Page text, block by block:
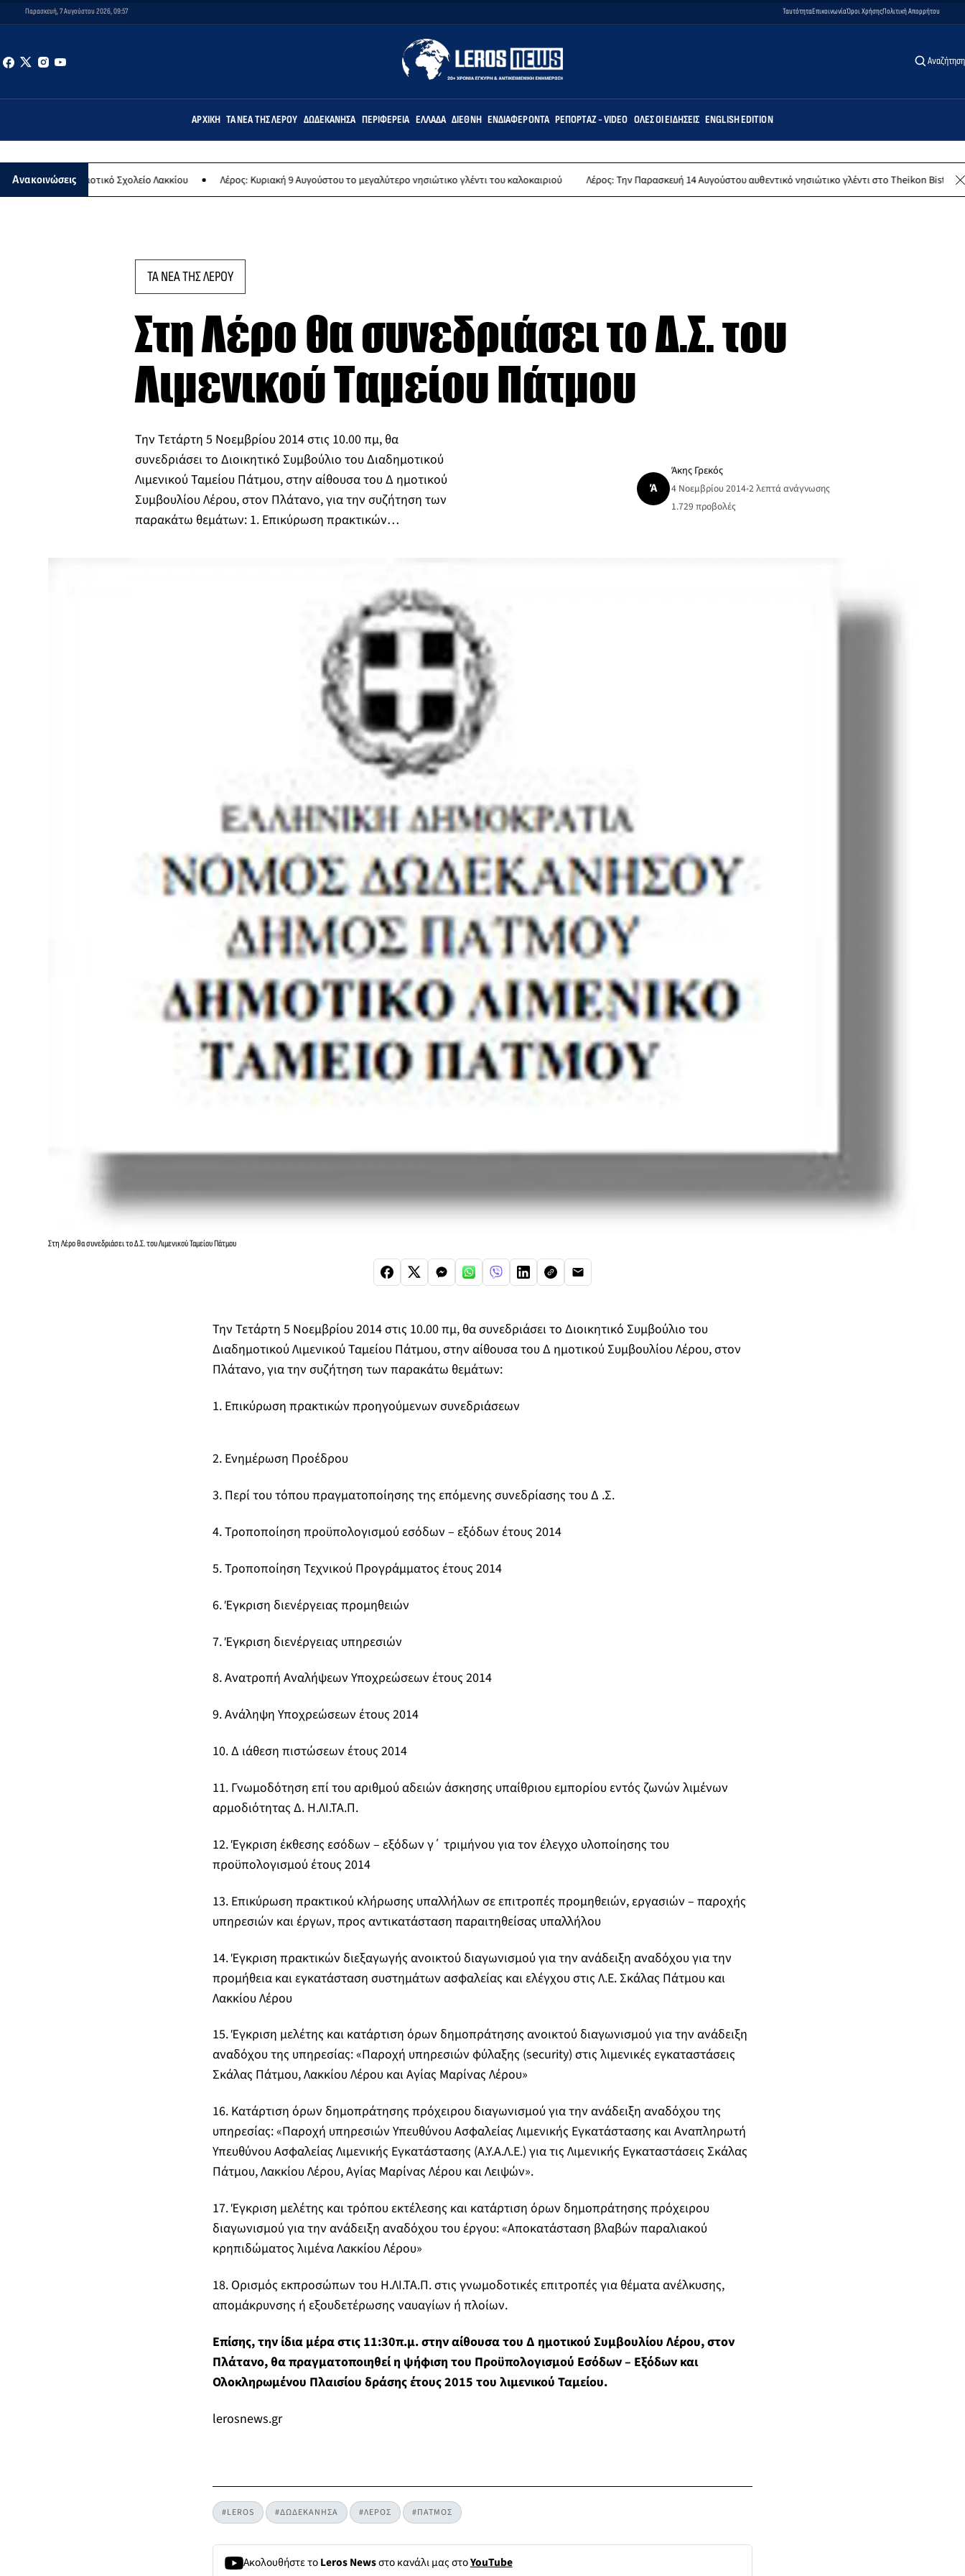
Παρασκευή, 7 Αυγούστου 2026, 09:57 ΤαυτότηταΕπικοινωνίαΌροι ΧρήσηςΠολιτική Απορρήτου
Αναζήτηση
ΑΡΧΙΚΉ ΤΑ ΝΈΑ ΤΗΣ ΛΈΡΟΥ ΔΩΔΕΚΆΝΗΣΑ ΠΕΡΙΦΈΡΕΙΑ ΕΛΛΆΔΑ ΔΙΕΘΝΉ ΕΝΔΙΑΦΈΡΟΝΤΑ ΡΕΠΟΡΤΆΖ - VIDEO ΌΛΕΣ ΟΙ ΕΙΔΉΣΕΙΣ ENGLISH EDITION
Ανακοινώσεις
Δημοτικό Σχολείο Λακκίου Λέρος: Κυριακή 9 Αυγούστου το μεγαλύτερο νησιώτικο γλέντι του καλοκαιριού Λέρος: Την Παρασκευή 14 Αυγούστου αυθεντικό νησιώτικο γλέντι στο Theikon Bistro Restaurant!
ΤΑ ΝΕΑ ΤΗΣ ΛΕΡΟΥ
Στη Λέρο θα συνεδριάσει το Δ.Σ. του
Λιμενικού Ταμείου Πάτμου
Την Τετάρτη 5 Νοεμβρίου 2014 στις 10.00 πμ, θα
συνεδριάσει το Διοικητικό Συμβούλιο του Διαδημοτικού
Λιμενικού Ταμείου Πάτμου, στην αίθουσα του Δ ημοτικού
Συμβουλίου Λέρου, στον Πλάτανο, για την συζήτηση των
παρακάτω θεμάτων: 1. Επικύρωση πρακτικών…
Ά
Άκης Γρεκός
4 Νοεμβρίου 2014•2 λεπτά ανάγνωσης
1.729 προβολές
Στη Λέρο θα συνεδριάσει το Δ.Σ. του Λιμενικού Ταμείου Πάτμου
Την Τετάρτη 5 Νοεμβρίου 2014 στις 10.00 πμ, θα συνεδριάσει το Διοικητικό Συμβούλιο του
Διαδημοτικού Λιμενικού Ταμείου Πάτμου, στην αίθουσα του Δ ημοτικού Συμβουλίου Λέρου, στον
Πλάτανο, για την συζήτηση των παρακάτω θεμάτων:
1. Επικύρωση πρακτικών προηγούμενων συνεδριάσεων
2. Ενημέρωση Προέδρου
3. Περί του τόπου πραγματοποίησης της επόμενης συνεδρίασης του Δ .Σ.
4. Τροποποίηση προϋπολογισμού εσόδων – εξόδων έτους 2014
5. Τροποποίηση Τεχνικού Προγράμματος έτους 2014
6. Έγκριση διενέργειας προμηθειών
7. Έγκριση διενέργειας υπηρεσιών
8. Ανατροπή Αναλήψεων Υποχρεώσεων έτους 2014
9. Ανάληψη Υποχρεώσεων έτους 2014
10. Δ ιάθεση πιστώσεων έτους 2014
11. Γνωμοδότηση επί του αριθμού αδειών άσκησης υπαίθριου εμπορίου εντός ζωνών λιμένων
αρμοδιότητας Δ. Η.ΛΙ.ΤΑ.Π.
12. Έγκριση έκθεσης εσόδων – εξόδων γ΄ τριμήνου για τον έλεγχο υλοποίησης του
προϋπολογισμού έτους 2014
13. Επικύρωση πρακτικού κλήρωσης υπαλλήλων σε επιτροπές προμηθειών, εργασιών – παροχής
υπηρεσιών και έργων, προς αντικατάσταση παραιτηθείσας υπαλλήλου
14. Έγκριση πρακτικών διεξαγωγής ανοικτού διαγωνισμού για την ανάδειξη αναδόχου για την
προμήθεια και εγκατάσταση συστημάτων ασφαλείας και ελέγχου στις Λ.Ε. Σκάλας Πάτμου και
Λακκίου Λέρου
15. Έγκριση μελέτης και κατάρτιση όρων δημοπράτησης ανοικτού διαγωνισμού για την ανάδειξη
αναδόχου της υπηρεσίας: «Παροχή υπηρεσιών φύλαξης (security) στις λιμενικές εγκαταστάσεις
Σκάλας Πάτμου, Λακκίου Λέρου και Αγίας Μαρίνας Λέρου»
16. Κατάρτιση όρων δημοπράτησης πρόχειρου διαγωνισμού για την ανάδειξη αναδόχου της
υπηρεσίας: «Παροχή υπηρεσιών Υπευθύνου Ασφαλείας Λιμενικής Εγκατάστασης και Αναπληρωτή
Υπευθύνου Ασφαλείας Λιμενικής Εγκατάστασης (Α.Υ.Α.Λ.Ε.) για τις Λιμενικής Εγκαταστάσεις Σκάλας
Πάτμου, Λακκίου Λέρου, Αγίας Μαρίνας Λέρου και Λειψών».
17. Έγκριση μελέτης και τρόπου εκτέλεσης και κατάρτιση όρων δημοπράτησης πρόχειρου
διαγωνισμού για την ανάδειξη αναδόχου του έργου: «Αποκατάσταση βλαβών παραλιακού
κρηπιδώματος λιμένα Λακκίου Λέρου»
18. Ορισμός εκπροσώπων του Η.ΛΙ.ΤΑ.Π. στις γνωμοδοτικές επιτροπές για θέματα ανέλκυσης,
απομάκρυνσης ή εξουδετέρωσης ναυαγίων ή πλοίων.
Επίσης, την ίδια μέρα στις 11:30π.μ. στην αίθουσα του Δ ημοτικού Συμβουλίου Λέρου, στον
Πλάτανο, θα πραγματοποιηθεί η ψήφιση του Προϋπολογισμού Εσόδων – Εξόδων και
Ολοκληρωμένου Πλαισίου δράσης έτους 2015 του λιμενικού Ταμείου.
lerosnews.gr
#LEROS #ΔΩΔΕΚΑΝΗΣΑ #ΛΕΡΟΣ #ΠΑΤΜΟΣ
Ακολουθήστε τοLeros Newsστο κανάλι μας στοYouTube